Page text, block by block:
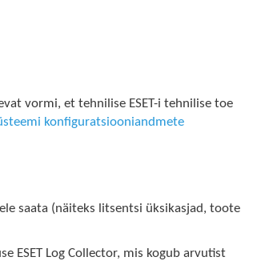
vormi, et tehnilise ESET-i tehnilise toe
konfiguratsiooniandmete
saata (näiteks litsentsi üksikasjad, toote
ESET Log Collector, mis kogub arvutist